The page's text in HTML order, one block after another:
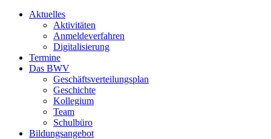
Aktuelles
Aktivitäten
Anmeldeverfahren
Digitalisierung
Termine
Das BWV
Geschäftsverteilungsplan
Geschichte
Kollegium
Team
Schulbüro
Bildungsangebot